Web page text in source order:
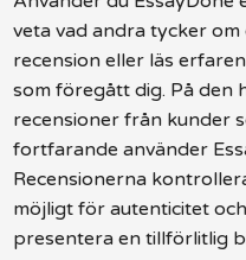
veta vad andra tycker om
recension eller läs
som föregått dig. På den
recensioner från kunder
fortfarande använder
Recensionerna
möjligt för autenticitet
presentera en tillförlitlig